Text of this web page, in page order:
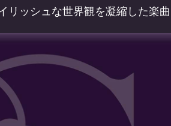
リッシュな世界観を凝縮した楽曲